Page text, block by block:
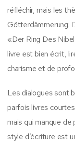
réfléchir, mais les
Götterdämmerung:
«Der Ring Des
livre est bien écrit,
charisme et de
Les dialogues sont
parfois livres
mais qui manque de
style d’écriture est